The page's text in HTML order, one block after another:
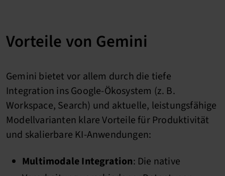
Vorteile von Gemini
Gemini bietet vor allem durch die tiefe
Integration ins Google-Ökosystem (z. B.
Workspace, Search) und aktuelle, leistungsfähige
Modellvarianten klare Vorteile für Produktivität
und skalierbare KI-Anwendungen:
Multimodale Integration: Die native